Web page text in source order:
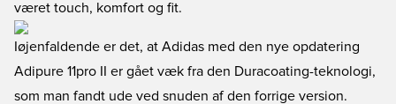
været touch, komfort og fit.
Iøjenfaldende er det, at Adidas med den nye opdatering
Adipure 11pro II er gået væk fra den Duracoating-teknologi,
som man fandt ude ved snuden af den forrige version.